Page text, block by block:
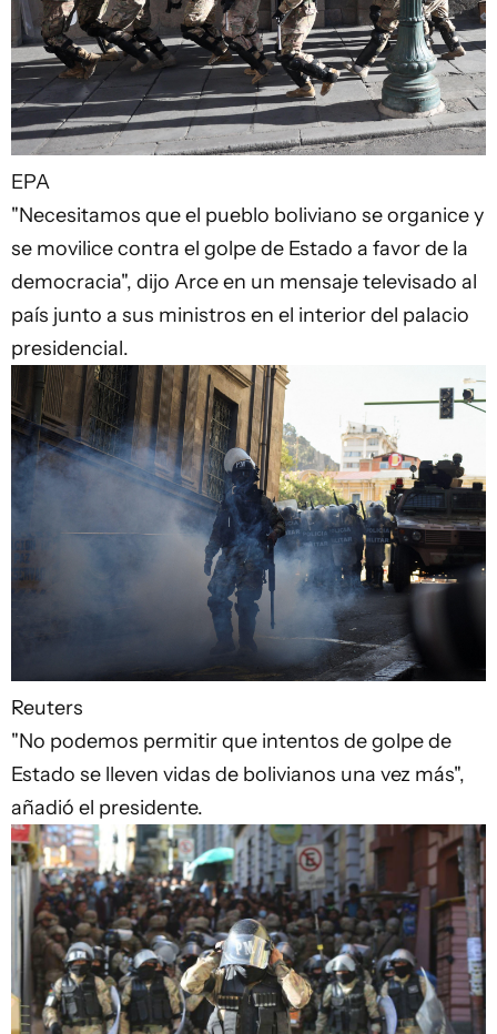
EPA
"Necesitamos que el pueblo boliviano se organice y
se movilice contra el golpe de Estado a favor de la
democracia", dijo Arce en un mensaje televisado al
país junto a sus ministros en el interior del palacio
presidencial.
Reuters
"No podemos permitir que intentos de golpe de
Estado se lleven vidas de bolivianos una vez más",
añadió el presidente.